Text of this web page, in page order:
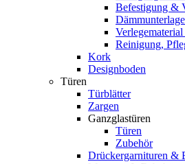
Befestigung &
Reinigung,
Kork
Designboden
Türen
Türblätter
Zargen
Ganzglastüren
Türen
Zubehör
Drückergarnituren &